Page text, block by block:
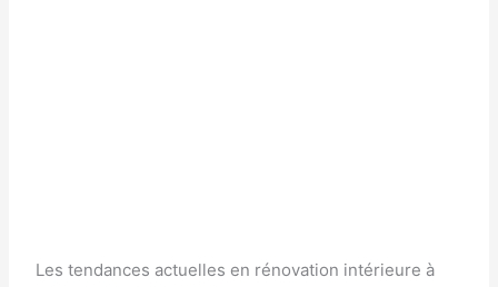
Les tendances actuelles en rénovation intérieure à